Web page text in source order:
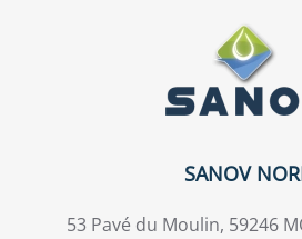
SANOV
53 Pavé du Moulin, 59246